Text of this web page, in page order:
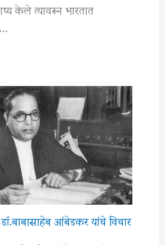
केले त्यावरून भारतात
आंबेडकर यांचे विचार